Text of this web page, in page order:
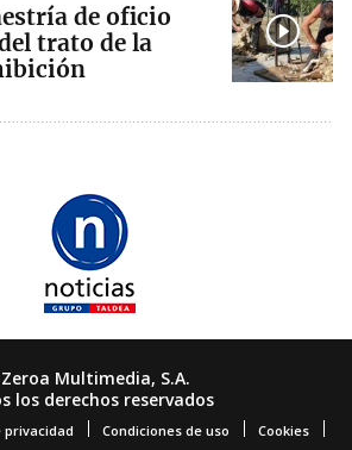
de oficio
trato de la
Multimedia, S.A.
los derechos reservados
privacidad Condiciones de uso Cookies